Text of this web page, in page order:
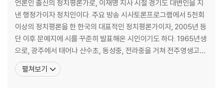
김구 주석처럼 말하기 _68
김대중처럼 말하기 _71
노무현처럼 말하기 _75
문재인처럼 말하기 _78
이재명처럼 말하기 _81
언론인 출신의 정치평론가로, 이재명 지사 시절 경기도 대변인을 지
낸 행정가이자 정치인이다. 주요 방송 시사토론프로그램에서 5천회
이상의 정치평론을 한 한국의 대표적인 정치평론가이자, 2005년 등
단 이후 문예지에 시를 꾸준히 발표해온 시인이기도 하다. 1965년생
으로, 광주에서 태어나 산수초, 동성중, 전라중을 거쳐 전주영생고를
졸업했다. 연세대학교 건축학과에서 학사와 석사를, 경기대학교에서
국제정치학 박사를, 한국개발연구원(KDI) 국제정책대학원에서 경영
펼쳐보기